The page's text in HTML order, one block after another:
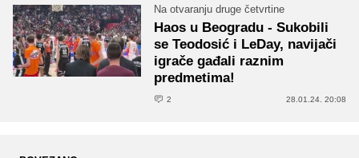
Na otvaranju druge četvrtine
Haos u Beogradu - Sukobili
se Teodosić i LeDay, navijači
igrače gađali raznim
predmetima!
2 28.01.24. 20:08